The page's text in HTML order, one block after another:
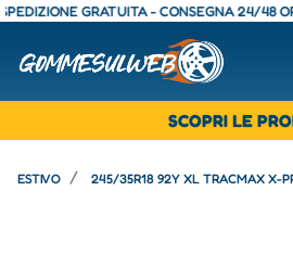
GRATUITA - CONSEGNA 24/48 ORE -
SCOPRI LE
ESTIVO 245/35R18 92Y XL TRACMAX X-